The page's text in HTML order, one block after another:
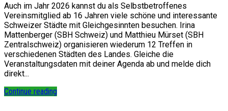
Auch im Jahr 2026 kannst du als Selbstbetroffenes
Vereinsmitglied ab 16 Jahren viele schöne und interessante
Schweizer Städte mit Gleichgesinnten besuchen. Irina
Mattenberger (SBH Schweiz) und Matthieu Mürset (SBH
Zentralschweiz) organisieren wiederum 12 Treffen in
verschiedenen Städten des Landes. Gleiche die
Veranstaltungsdaten mit deiner Agenda ab und melde dich
direkt...
Continue reading